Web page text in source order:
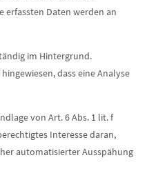
erfassten Daten werden an
im Hintergrund.
dass eine Analyse
von Art. 6 Abs. 1 lit. f
Interesse daran,
automatisierter Ausspähung